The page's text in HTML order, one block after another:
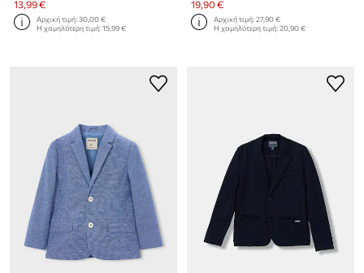
13,99 €
Αρχική τιμή:30,00 €
Η χαμηλότερη τιμή:15,99 €
19,90 €
Αρχική τιμή:27,90 €
Η χαμηλότερη τιμή:20,90 €